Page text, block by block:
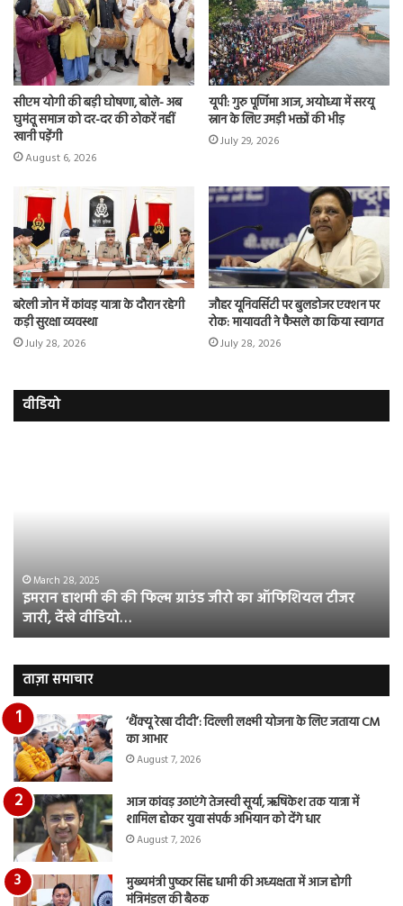
सीएम योगी की बड़ी घोषणा, बोले- अब
घुमंतू समाज को दर-दर की ठोकरें नहीं
खानी पड़ेंगी
August 6, 2026
यूपी: गुरु पूर्णिमा आज, अयोध्या में सरयू
स्नान के लिए उमड़ी भक्तों की भीड़
July 29, 2026
बरेली जोन में कांवड़ यात्रा के दौरान रहेगी
कड़ी सुरक्षा व्यवस्था
July 28, 2026
जौहर यूनिवर्सिटी पर बुलडोजर एक्शन पर
रोक: मायावती ने फैसले का किया स्वागत
July 28, 2026
वीडियो
का
ऑफिशियल
टीजर
जारी,
वीडियो…
March 28, 2025
इमरान हाशमी की की फिल्म ग्राउंड जीरो का ऑफिशियल टीजर
जारी, देंखे वीडियो…
ताज़ा समाचार
‘थैंक्यू रेखा दीदी’: दिल्ली लक्ष्मी योजना के लिए जताया CM
का आभार
August 7, 2026
आज कांवड़ उठाएंगे तेजस्वी सूर्या, ऋषिकेश तक यात्रा में
शामिल होकर युवा संपर्क अभियान को देंगे धार
August 7, 2026
मुख्यमंत्री पुष्कर सिंह धामी की अध्यक्षता में आज होगी
मंत्रिमंडल की बैठक